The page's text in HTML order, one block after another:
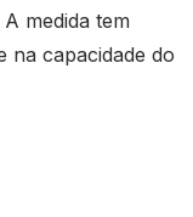
medida tem
na capacidade do